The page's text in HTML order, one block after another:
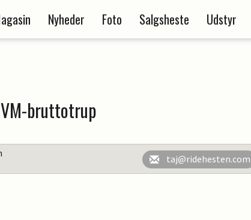
Nyheder Foto Salgsheste Udstyr
bruttotrup
taj@ridehesten.com